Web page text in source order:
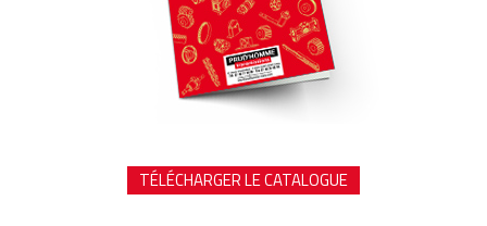
TÉLÉCHARGER LE CATALOGUE